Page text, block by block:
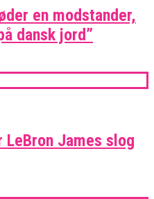
en modstander,
dansk jord”
James slog